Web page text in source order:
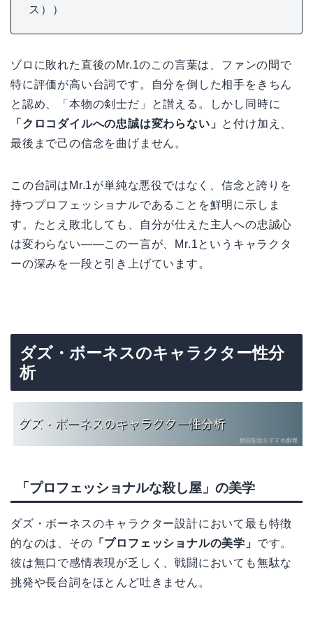
ス））
ゾロに敗れた直後のMr.1のこの言葉は、ファンの間で
特に評価が高い台詞です。自分を倒した相手をきちん
と認め、「本物の剣士だ」と讃える。しかし同時に
「クロコダイルへの忠誠は変わらない」 と付け加え、
最後まで己の信念を曲げません。
この台詞はMr.1が単純な悪役ではなく、信念と誇りを
持つプロフェッショナルであることを鮮明に示しま
す。たとえ敗北しても、自分が仕えた主人への忠誠心
は変わらない——この一言が、Mr.1というキャラクタ
ーの深みを一段と引き上げています。
ダズ・ボーネスのキャラクター性分
析
「プロフェッショナルな殺し屋」の美学
ダズ・ボーネスのキャラクター設計において最も特徴
的なのは、その 「プロフェッショナルの美学」 です。
彼は無口で感情表現が乏しく、戦闘においても無駄な
挑発や長台詞をほとんど吐きません。